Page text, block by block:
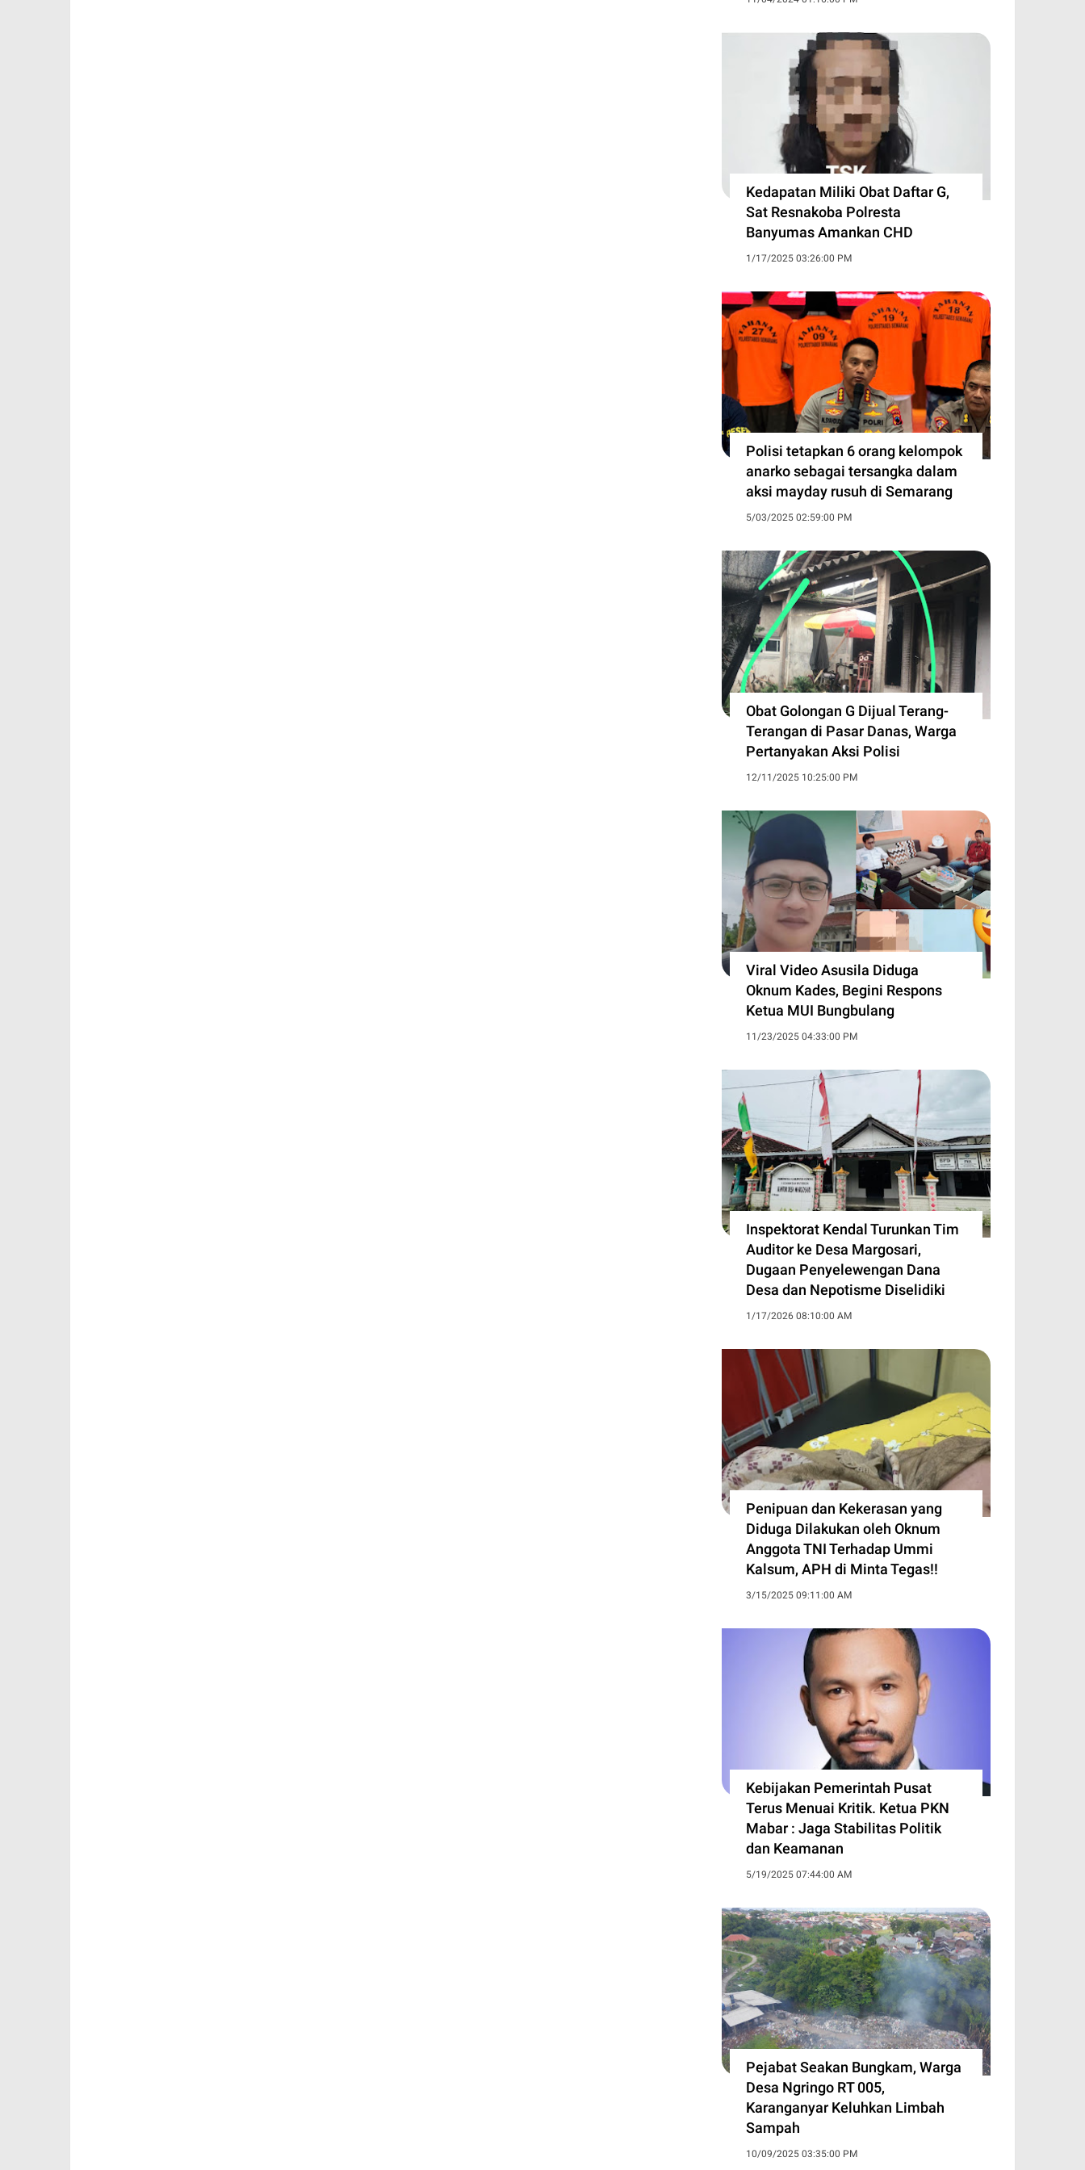
Kedapatan Miliki Obat Daftar G,
Sat Resnakoba Polresta
Banyumas Amankan CHD
1/17/2025 03:26:00 PM
Polisi tetapkan 6 orang kelompok
anarko sebagai tersangka dalam
aksi mayday rusuh di Semarang
5/03/2025 02:59:00 PM
Obat Golongan G Dijual Terang-
Terangan di Pasar Danas, Warga
Pertanyakan Aksi Polisi
12/11/2025 10:25:00 PM
Viral Video Asusila Diduga
Oknum Kades, Begini Respons
Ketua MUI Bungbulang
11/23/2025 04:33:00 PM
Inspektorat Kendal Turunkan Tim
Auditor ke Desa Margosari,
Dugaan Penyelewengan Dana
Desa dan Nepotisme Diselidiki
1/17/2026 08:10:00 AM
Penipuan dan Kekerasan yang
Diduga Dilakukan oleh Oknum
Anggota TNI Terhadap Ummi
Kalsum, APH di Minta Tegas!!
3/15/2025 09:11:00 AM
Kebijakan Pemerintah Pusat
Terus Menuai Kritik. Ketua PKN
Mabar : Jaga Stabilitas Politik
dan Keamanan
5/19/2025 07:44:00 AM
Pejabat Seakan Bungkam, Warga
Desa Ngringo RT 005,
Karanganyar Keluhkan Limbah
Sampah
10/09/2025 03:35:00 PM